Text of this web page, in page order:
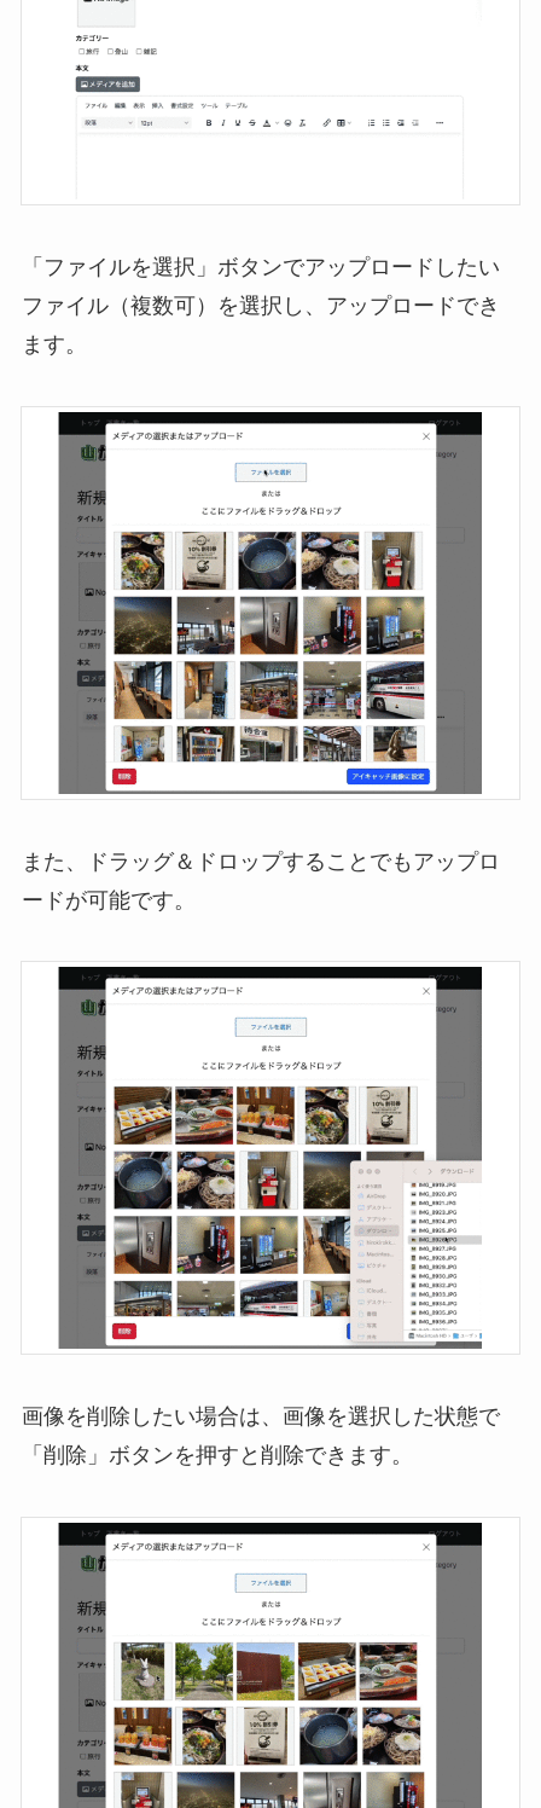
「ファイルを選択」ボタンでアップロードしたい
ファイル（複数可）を選択し、アップロードでき
ます。
また、ドラッグ＆ドロップすることでもアップロ
ードが可能です。
画像を削除したい場合は、画像を選択した状態で
「削除」ボタンを押すと削除できます。